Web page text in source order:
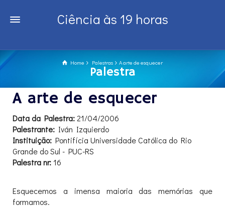
Ciência às 19 horas
Home Palestras A arte de esquecer
Palestra
A arte de esquecer
Data da Palestra:21/04/2006
Palestrante: Iván Izquierdo
Instituição: Pontifícia Universidade Católica do Rio
Grande do Sul - PUC-RS
Palestra nr:16
Esquecemos a imensa maioria das memórias que
formamos.